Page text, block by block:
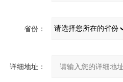
省份：
详细地址：